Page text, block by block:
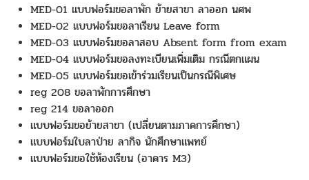
MED-01 แบบฟอร์มขอลาพัก ย้ายสาขา ลาออก นศพ
MED-02 แบบฟอร์มขอลาเรียน Leave form
MED-03 แบบฟอร์มขอลาสอบ Absent form from exam
MED-04 แบบฟอร์มขอลงทะเบียนเพิ่มเติม กรณีตกแผน
MED-05 แบบฟอร์มขอเข้าร่วมเรียนเป็นกรณีพิเศษ
reg 208 ขอลาพักการศึกษา
reg 214 ขอลาออก
แบบฟอร์มขอย้ายสาขา (เปลี่ยนตามภาคการศึกษา)
แบบฟอร์มใบลาป่าย ลากิจ นักศึกษาแพทย์
แบบฟอร์มขอใช้ห้องเรียน (อาคาร M3)